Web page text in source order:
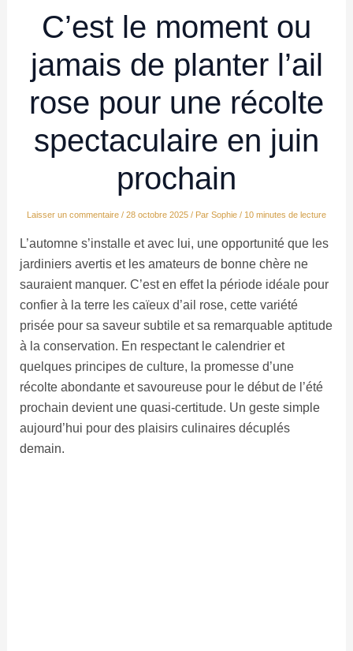
C’est le moment ou
jamais de planter l’ail
rose pour une récolte
spectaculaire en juin
prochain
Laisser un commentaire / 28 octobre 2025 / Par Sophie / 10 minutes de lecture
L’automne s’installe et avec lui, une opportunité que les
jardiniers avertis et les amateurs de bonne chère ne
sauraient manquer. C’est en effet la période idéale pour
confier à la terre les caïeux d’ail rose, cette variété
prisée pour sa saveur subtile et sa remarquable aptitude
à la conservation. En respectant le calendrier et
quelques principes de culture, la promesse d’une
récolte abondante et savoureuse pour le début de l’été
prochain devient une quasi-certitude. Un geste simple
aujourd’hui pour des plaisirs culinaires décuplés
demain.